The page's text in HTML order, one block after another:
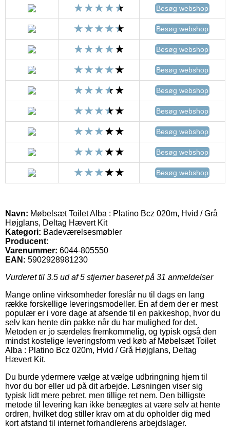
Besøg webshop
Besøg webshop
Besøg webshop
Besøg webshop
Besøg webshop
Besøg webshop
Besøg webshop
Besøg webshop
Besøg webshop
Navn: Møbelsæt Toilet Alba : Platino Bcz 020m, Hvid / Grå
Højglans, Deltag Hævert Kit
Kategori: Badeværelsesmøbler
Producent:
Varenummer: 6044-805550
EAN: 5902928981230
Vurderet til 3.5 ud af 5 stjerner baseret på 31 anmeldelser
Mange online virksomheder foreslår nu til dags en lang
række forskellige leveringsmodeller. En af dem der er mest
populær er i vore dage at afsende til en pakkeshop, hvor du
selv kan hente din pakke når du har mulighed for det.
Metoden er jo særdeles fremkommelig, og typisk også den
mindst kostelige leveringsform ved køb af Møbelsæt Toilet
Alba : Platino Bcz 020m, Hvid / Grå Højglans, Deltag
Hævert Kit.
Du burde ydermere vælge at vælge udbringning hjem til
hvor du bor eller ud på dit arbejde. Løsningen viser sig
typisk lidt mere pebret, men tillige ret nem. Den billigste
metode til levering kan ikke benægtes at være selv at hente
ordren, hvilket dog stiller krav om at du opholder dig med
kort afstand til internet forhandlerens arbejdslager.